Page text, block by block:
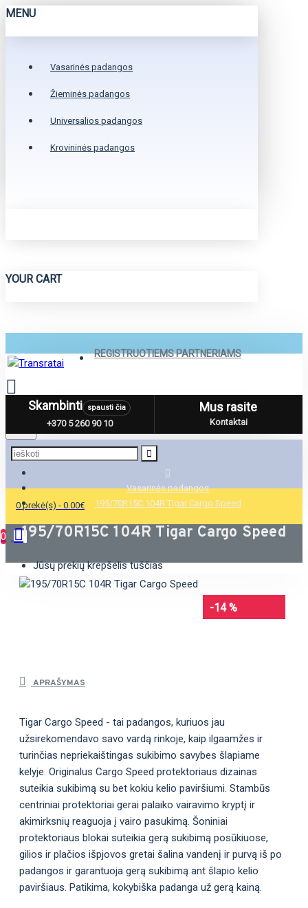
MENU
Vasarinės padangos
Žieminės padangos
Universalios padangos
Krovininės padangos
YOUR CART
REGISTRUOTIEMS PARTNERIAMS
Menu
0 prekė(s) - 0.00€
0
Jūsų prekių krepšelis tuščias
Skambinti spausti čia
+370 5 260 90 10
Mus rasite
Kontaktai
Vasarinės padangos
195/70R15C 104R Tigar Cargo Speed
195/70R15C 104R Tigar Cargo Speed
-14 %
APRAŠYMAS
Tigar Cargo Speed - tai padangos, kuriuos jau
užsirekomendavo savo vardą rinkoje, kaip ilgaamžes ir
turinčias nepriekaištingas sukibimo savybes šlapiame
kelyje. Originalus Cargo Speed protektoriaus dizainas
suteikia sukibimą su bet kokiu kelio paviršiumi. Stambūs
centriniai protektoriai gerai palaiko vairavimo kryptį ir
akimirksnių reaguoja į vairo pasukimą. Šoniniai
protektoriaus blokai suteikia gerą sukibimą posūkiuose,
gilios ir plačios išpjovos gretai šalina vandenį ir purvą iš po
padangos ir garantuoja gerą sukibimą ant šlapio kelio
paviršiaus. Patikima, kokybiška padanga už gerą kainą.